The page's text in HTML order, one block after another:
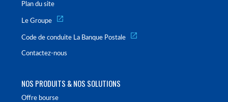
Plan du site
Le Groupe
Code de conduite La Banque Postale
Contactez-nous
NOS PRODUITS & NOS SOLUTIONS
Offre bourse